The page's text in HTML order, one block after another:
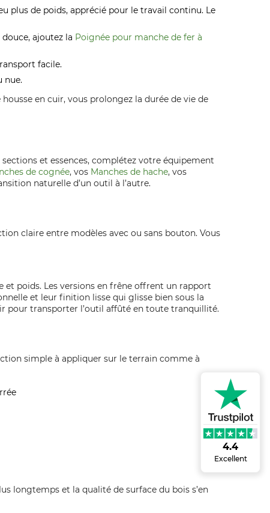
4.4
Excellent
plus de poids, apprécié pour le travail continu. Le
ajoutez la Poignée pour manche de fer à
facile.
nue.
en cuir, vous prolongez la durée de vie de
et essences, complétez votre équipement
de cognée, vos Manches de hache, vos
naturelle d’un outil à l’autre.
claire entre modèles avec ou sans bouton. Vous
et poids. Les versions en frêne offrent un rapport
et leur finition lisse qui glisse bien sous la
pour transporter l’outil affûté en toute tranquillité.
simple à appliquer sur le terrain comme à
longtemps et la qualité de surface du bois s’en